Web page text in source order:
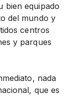
bien equipado
del mundo y
centros
y parques
nada
que es